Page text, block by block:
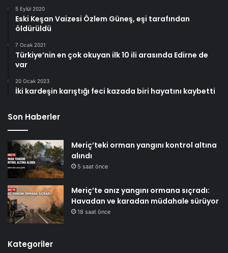
5 Eylül 2020
Eski Keşan Vaizesi Özlem Güneş, eşi tarafından
öldürüldü
7 Ocak 2021
Türkiye’nin en çok okuyan ilk 10 ili arasında Edirne de
var
20 Ocak 2023
İki kardeşin karıştığı feci kazada biri hayatını kaybetti
Son Haberler
Meriç’teki orman yangını kontrol altına
alındı
5 saat önce
Meriç’te anız yangını ormana sıçradı:
Havadan ve karadan müdahale sürüyor
18 saat önce
Kategoriler